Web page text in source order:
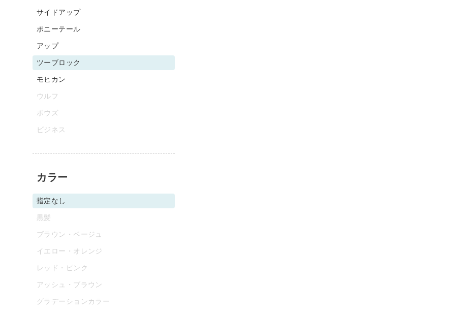
サイドアップ
ポニーテール
アップ
ツーブロック
モヒカン
ウルフ
ボウズ
ビジネス
カラー
指定なし
黒髪
ブラウン・ベージュ
イエロー・オレンジ
レッド・ピンク
アッシュ・ブラウン
グラデーションカラー